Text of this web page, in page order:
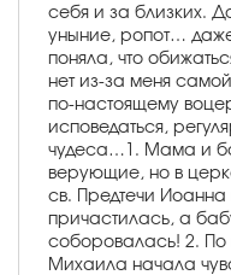
себя и за близких.
уныние, ропот…
поняла, что
нет из-за меня
по-настоящему
исповедаться,
чудеса…1. Мама и
верующие, но в
св. Предтечи
причастилась, а
соборовалась! 2. По
Михаила начала